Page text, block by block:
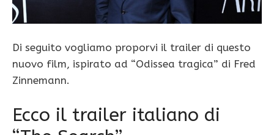
Di seguito vogliamo proporvi il trailer di questo
nuovo film, ispirato ad “Odissea tragica” di Fred
Zinnemann.
Ecco il trailer italiano di